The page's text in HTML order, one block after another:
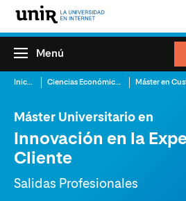
Menú
Inicio Ciencias Económicas
Máster Universitario en
Innovación en la
Cliente
Salidas Profesionales